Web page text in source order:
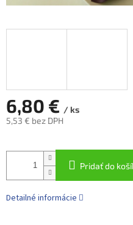
6,80 € / ks
5,53 € bez DPH
cena:
Pridať do
Detailné informácie